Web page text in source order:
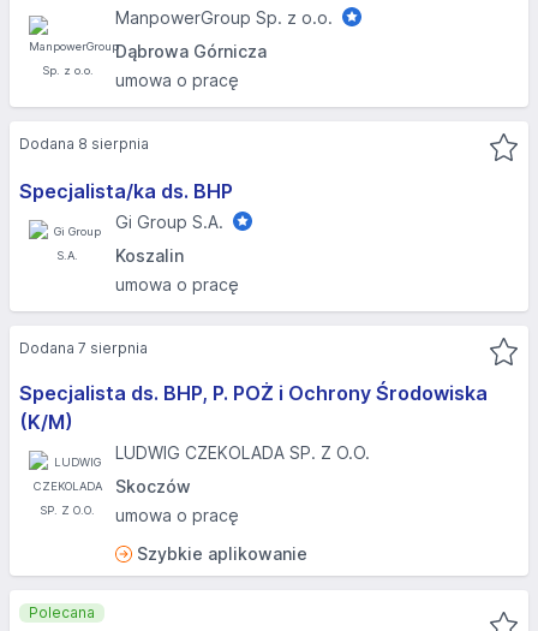
ManpowerGroup Sp. z o.o.
Dąbrowa Górnicza
umowa o pracę
Specjalista/ka ds. BHP
Gi Group S.A.
Koszalin
umowa o pracę
Dodana 8 sierpnia
Specjalista ds. BHP, P. POŻ i Ochrony Środowiska
(K/M)
LUDWIG CZEKOLADA SP. Z O.O.
Skoczów
umowa o pracę
Szybkie aplikowanie
Dodana 7 sierpnia
Polecana